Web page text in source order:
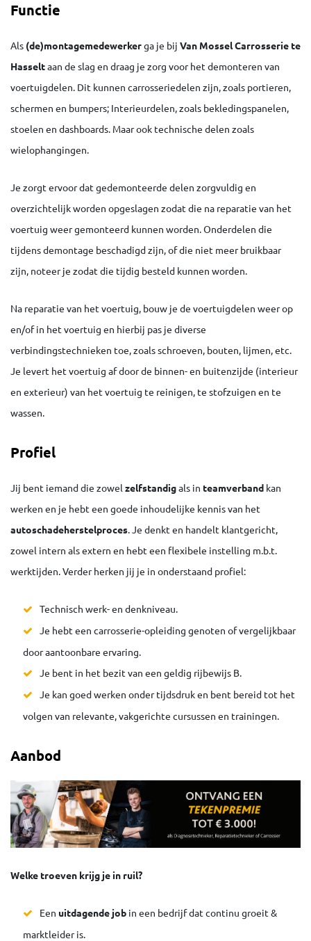
Functie
Als (de)montagemedewerkerga je bij Van Mossel Carrosserie te
Hasseltaan de slag en draag je zorg voor het demonteren van
voertuigdelen. Dit kunnen carrosseriedelen zijn, zoals portieren,
schermen en bumpers; Interieurdelen, zoals bekledingspanelen,
stoelen en dashboards. Maar ook technische delen zoals
wielophangingen.
Je zorgt ervoor dat gedemonteerde delen zorgvuldig en
overzichtelijk worden opgeslagen zodat die na reparatie van het
voertuig weer gemonteerd kunnen worden. Onderdelen die
tijdens demontage beschadigd zijn, of die niet meer bruikbaar
zijn, noteer je zodat die tijdig besteld kunnen worden.
Na reparatie van het voertuig, bouw je de voertuigdelen weer op
en/of in het voertuig en hierbij pas je diverse
verbindingstechnieken toe, zoals schroeven, bouten, lijmen, etc.
Je levert het voertuig af door de binnen- en buitenzijde (interieur
en exterieur) van het voertuig te reinigen, te stofzuigen en te
wassen.
Profiel
Jij bent iemand die zowel zelfstandigals in teamverband kan
werken en je hebt een goede inhoudelijke kennis van het
autoschadeherstelproces. Je denkt en handelt klantgericht,
zowel intern als extern en hebt een flexibele instelling m.b.t.
werktijden. Verder herken jij je in onderstaand profiel:
Technisch werk- en denkniveau.
Je hebt een carrosserie-opleiding genoten of vergelijkbaar
door aantoonbare ervaring.
Je bent in het bezit van een geldig rijbewijs B.
Je kan goed werken onder tijdsdruk en bent bereid tot het
volgen van relevante, vakgerichte cursussen en trainingen.
Aanbod
Welke troeven krijg je in ruil?
Een uitdagende job in een bedrijf dat continu groeit &
marktleider is.